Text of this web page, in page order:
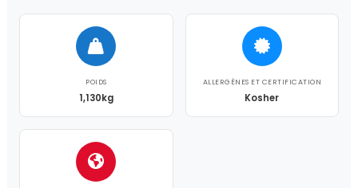
POIDS
1,130kg
ALLERGÈNES ET CERTIFICATION
Kosher